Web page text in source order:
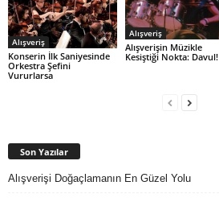
Alışveriş
Konserin İlk Saniyesinde
Orkestra Şefini
Vururlarsa
Alışveriş
Alışverişin Müzikle
Kesiştiği Nokta: Davul!
Son Yazılar
Alışverişi Doğaçlamanın En Güzel Yolu